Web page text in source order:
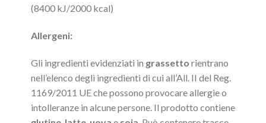
(8400 kJ/2000 kcal)
Allergeni:
Gli ingredienti evidenziati in grassetto rientrano
nell’elenco degli ingredienti di cui all’All. II del Reg.
1169/2011 UE che possono provocare allergie o
intolleranze in alcune persone. Il prodotto contiene